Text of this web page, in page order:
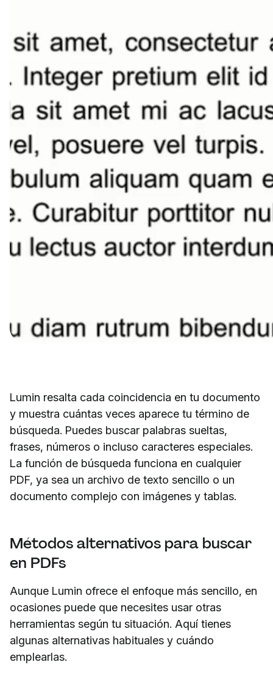
Lumin resalta cada coincidencia en tu documento
y muestra cuántas veces aparece tu término de
búsqueda. Puedes buscar palabras sueltas,
frases, números o incluso caracteres especiales.
La función de búsqueda funciona en cualquier
PDF, ya sea un archivo de texto sencillo o un
documento complejo con imágenes y tablas.
Métodos alternativos para buscar
en PDFs
Aunque Lumin ofrece el enfoque más sencillo, en
ocasiones puede que necesites usar otras
herramientas según tu situación. Aquí tienes
algunas alternativas habituales y cuándo
emplearlas.